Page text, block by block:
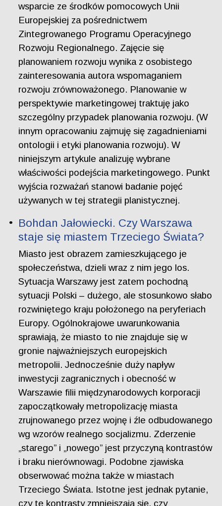
wsparcie ze środków pomocowych Unii
Europejskiej za pośrednictwem
Zintegrowanego Programu Operacyjnego
Rozwoju Regionalnego. Zajęcie się
planowaniem rozwoju wynika z osobistego
zainteresowania autora wspomaganiem
rozwoju zrównoważonego. Planowanie w
perspektywie marketingowej traktuję jako
szczególny przypadek planowania rozwoju. (W
innym opracowaniu zajmuję się zagadnieniami
ontologii i etyki planowania rozwoju). W
niniejszym artykule analizuję wybrane
właściwości podejścia marketingowego. Punkt
wyjścia rozważań stanowi badanie pojęć
używanych w tej strategii planistycznej.
Bohdan Jałowiecki. Czy Warszawa
staje się miastem Trzeciego Świata?
Miasto jest obrazem zamieszkującego je
społeczeństwa, dzieli wraz z nim jego los.
Sytuacja Warszawy jest zatem pochodną
sytuacji Polski – dużego, ale stosunkowo słabo
rozwiniętego kraju położonego na peryferiach
Europy. Ogólnokrajowe uwarunkowania
sprawiają, że miasto to nie znajduje się w
gronie najważniejszych europejskich
metropolii. Jednocześnie duży napływ
inwestycji zagranicznych i obecność w
Warszawie filii międzynarodowych korporacji
zapoczątkowały metropolizację miasta
zrujnowanego przez wojnę i źle odbudowanego
wg wzorów realnego socjalizmu. Zderzenie
„starego” i „nowego” jest przyczyną kontrastów
i braku nierównowagi. Podobne zjawiska
obserwować można także w miastach
Trzeciego Świata. Istotne jest jednak pytanie,
czy te kontrasty zmniejszają się, czy